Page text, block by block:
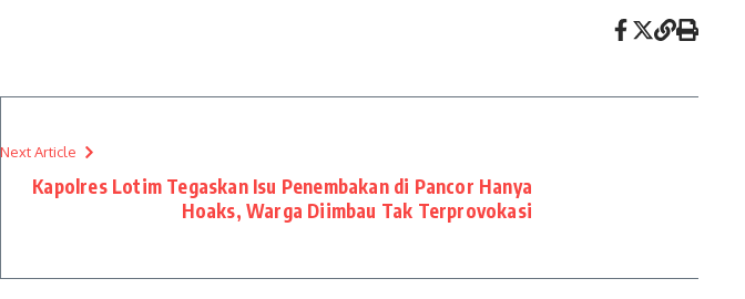
Next Article
Kapolres Lotim Tegaskan Isu Penembakan di Pancor Hanya
Hoaks, Warga Diimbau Tak Terprovokasi